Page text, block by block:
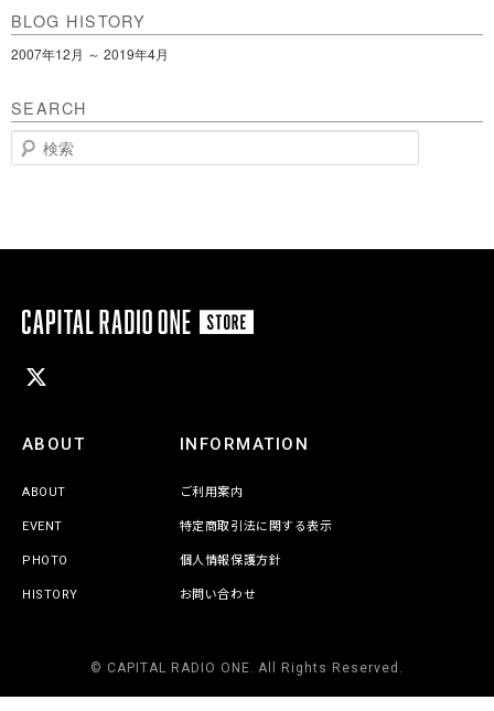
BLOG HISTORY
2007年12月 ～ 2019年4月
SEARCH
検
索
ABOUT
ABOUT
EVENT
PHOTO
HISTORY
INFORMATION
ご利用案内
特定商取引法に関する表示
個人情報保護方針
お問い合わせ
© CAPITAL RADIO ONE. All Rights Reserved.